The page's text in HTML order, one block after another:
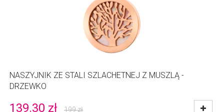
NASZYJNIK ZE STALI SZLACHETNEJ Z MUSZLĄ -
DRZEWKO
139.30 zł 199zł